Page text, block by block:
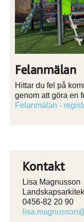
Felanmälan
Hittar du fel på
genom att göra en
Felanmälan -
Kontakt
Lisa Magnusson
0456-82 20 90